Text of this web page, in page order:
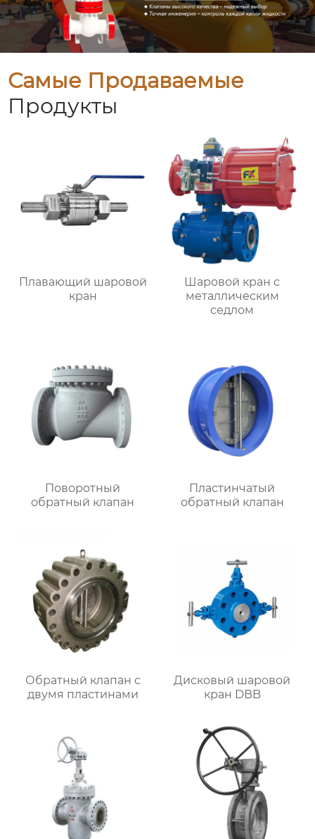
Самые Продаваемые
Продукты
Плавающий шаровой
кран
Шаровой кран с
металлическим
седлом
Поворотный
обратный клапан
Пластинчатый
обратный клапан
Обратный клапан с
двумя пластинами
Дисковый шаровой
кран DBB